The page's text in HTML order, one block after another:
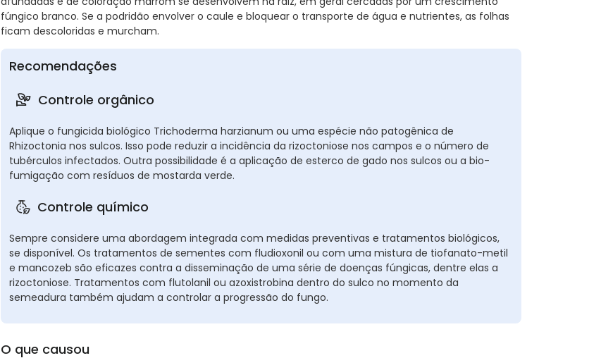
fúngico branco. Se a podridão envolver o caule e bloquear o transporte de água e nutrientes, as folhas
ficam descoloridas e murcham.
Recomendações
Controle orgânico
Aplique o fungicida biológico Trichoderma harzianum ou uma espécie não patogênica de
Rhizoctonia nos sulcos. Isso pode reduzir a incidência da rizoctoniose nos campos e o número de
tubérculos infectados. Outra possibilidade é a aplicação de esterco de gado nos sulcos ou a bio-
fumigação com resíduos de mostarda verde.
Controle químico
Sempre considere uma abordagem integrada com medidas preventivas e tratamentos biológicos,
se disponível. Os tratamentos de sementes com fludioxonil ou com uma mistura de tiofanato-metil
e mancozeb são eficazes contra a disseminação de uma série de doenças fúngicas, dentre elas a
rizoctoniose. Tratamentos com flutolanil ou azoxistrobina dentro do sulco no momento da
semeadura também ajudam a controlar a progressão do fungo.
O que causou